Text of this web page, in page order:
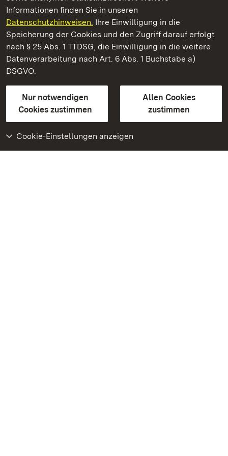
Informationen finden Sie in unseren
Datenschutzhinweisen. Ihre Einwilligung in die
Speicherung der Cookies und den Zugriff darauf erfolgt
nach § 25 Abs. 1 TTDSG, die Einwilligung in die weitere
Datenverarbeitung nach Art. 6 Abs. 1 Buchstabe a)
DSGVO.
Nur notwendigen
Cookies zustimmen
Allen Cookies
zustimmen
Cookie-Einstellungen anzeigen
Staatliche Schlösser und Gärten Baden‑Württemberg
Staatliche Schlösser und Gärten Baden-Württemberg
Kontakt
GebärdenspracheLeichte Sprache
Erklärung zur Barrierefreiheit
BITV-konform (geprüfte Seiten)
Weiteres